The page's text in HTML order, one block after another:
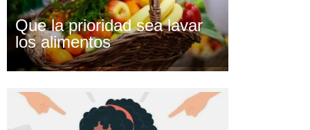
Que la prioridad sea lavar
los alimentos